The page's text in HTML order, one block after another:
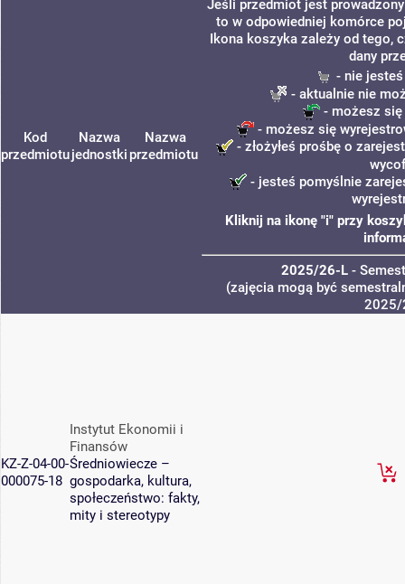
Kod
przedmiotu
Nazwa
jednostki
Nazwa
przedmiotu
Jeśli przedmiot jest
to w odpowiedniej komórce
Ikona koszyka zależy od tego,
dany
- nie
- aktualnie nie
- możesz
- możesz się
- złożyłeś prośbę o
- jesteś pomyślnie
Kliknij na ikonę "i" przy
2025/26-L-
(zajęcia mogą być
2025/
KZ-Z-04-00-
000075-18
Instytut Ekonomii i
Finansów
Średniowiecze –
gospodarka, kultura,
społeczeństwo: fakty,
mity i stereotypy